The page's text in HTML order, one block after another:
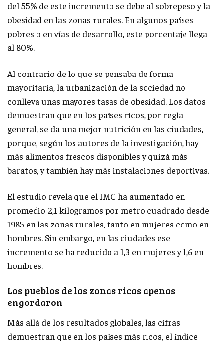
del 55% de este incremento se debe al sobrepeso y la
obesidad en las zonas rurales. En algunos países
pobres o en vías de desarrollo, este porcentaje llega
al 80%.
Al contrario de lo que se pensaba de forma
mayoritaria, la urbanización de la sociedad no
conlleva unas mayores tasas de obesidad. Los datos
demuestran que en los países ricos, por regla
general, se da una mejor nutrición en las ciudades,
porque, según los autores de la investigación, hay
más alimentos frescos disponibles y quizá más
baratos, y también hay más instalaciones deportivas.
El estudio revela que el IMC ha aumentado en
promedio 2,1 kilogramos por metro cuadrado desde
1985 en las zonas rurales, tanto en mujeres como en
hombres. Sin embargo, en las ciudades ese
incremento se ha reducido a 1,3 en mujeres y 1,6 en
hombres.
Los pueblos de las zonas ricas apenas
engordaron
Más allá de los resultados globales, las cifras
demuestran que en los países más ricos, el índice